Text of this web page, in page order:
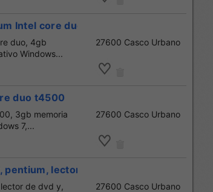
Intel core duo
duo, 4gb
Windows...
27600 Casco Urbano
duo t4500
3gb memoria
7,...
27600 Casco Urbano
lector de dvd
de dvd y,
27600 Casco Urbano